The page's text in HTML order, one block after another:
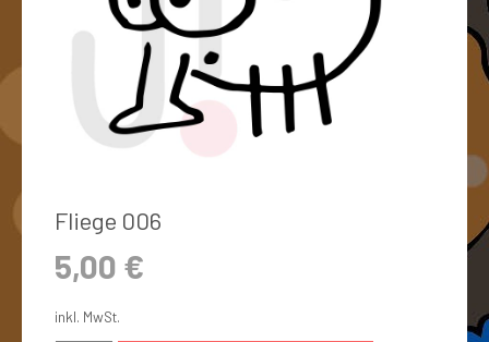
Fliege 006
5,00 €
inkl. MwSt.